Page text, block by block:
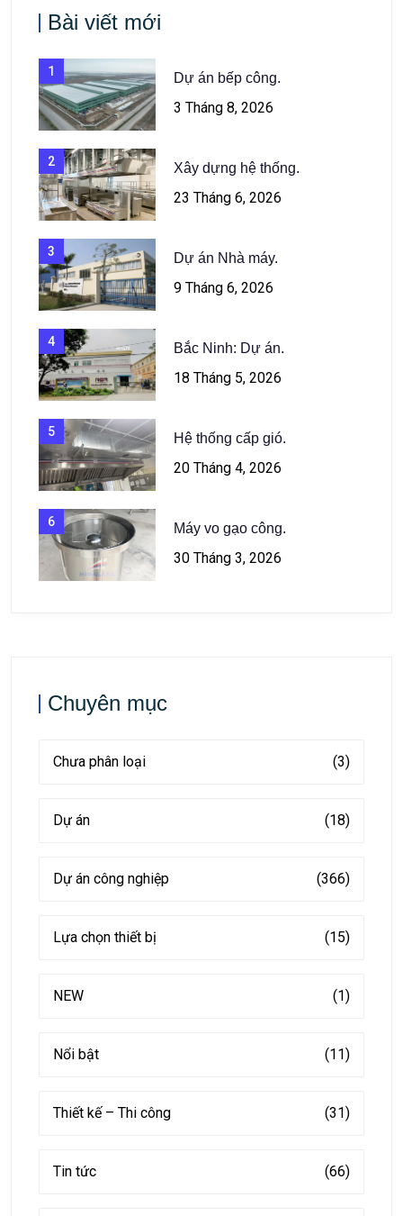
Bài viết mới
1 Dự án bếp công.
3 Tháng 8, 2026
2 Xây dựng hệ thống.
23 Tháng 6, 2026
3 Dự án Nhà máy.
9 Tháng 6, 2026
4 Bắc Ninh: Dự án.
18 Tháng 5, 2026
5 Hệ thống cấp gió.
20 Tháng 4, 2026
6 Máy vo gạo công.
30 Tháng 3, 2026
Chuyên mục
Chưa phân loại (3)
Dự án (18)
Dự án công nghiệp (366)
Lựa chọn thiết bị (15)
NEW (1)
Nổi bật (11)
Thiết kế – Thi công (31)
Tin tức (66)